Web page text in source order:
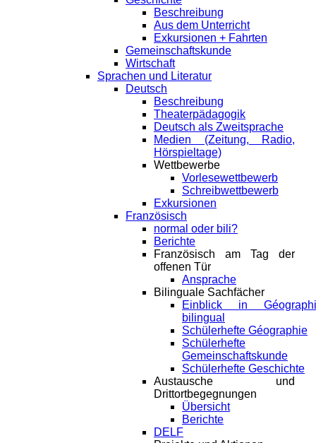
Beschreibung
Aus dem Unterricht
Exkursionen + Fahrten
Gemeinschaftskunde
Wirtschaft
Sprachen und Literatur
Deutsch
Beschreibung
Theaterpädagogik
Deutsch als Zweitsprache
Medien (Zeitung, Radio,
Hörspieltage)
Wettbewerbe
Vorlesewettbewerb
Schreibwettbewerb
Exkursionen
Französisch
normal oder bili?
Berichte
Französisch am Tag der
offenen Tür
Ansprache
Bilinguale Sachfächer
Einblick in
bilingual
Schülerhefte Géographie
Schülerhefte
Gemeinschaftskunde
Schülerhefte Geschichte
Austausche und
Drittortbegegnungen
Übersicht
Berichte
DELF